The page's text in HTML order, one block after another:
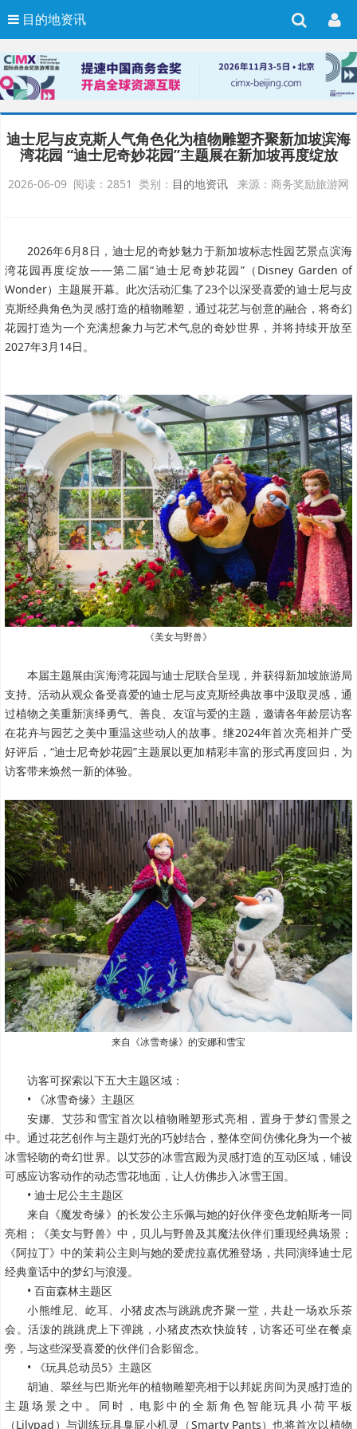
目的地资讯
迪士尼与皮克斯人气角色化为植物雕塑齐聚新加坡滨海
湾花园 “迪士尼奇妙花园”主题展在新加坡再度绽放
2026-06-09 阅读：2851 类别： 目的地资讯 来源：商务奖励旅游网
2026年6月8日，迪士尼的奇妙魅力于新加坡标志性园艺景点滨海
湾花园再度绽放——第二届“迪士尼奇妙花园”（Disney Garden of
Wonder）主题展开幕。此次活动汇集了23个以深受喜爱的迪士尼与皮
克斯经典角色为灵感打造的植物雕塑，通过花艺与创意的融合，将奇幻
花园打造为一个充满想象力与艺术气息的奇妙世界，并将持续开放至
2027年3月14日。
《美女与野兽》
本届主题展由滨海湾花园与迪士尼联合呈现，并获得新加坡旅游局
支持。活动从观众备受喜爱的迪士尼与皮克斯经典故事中汲取灵感，通
过植物之美重新演绎勇气、善良、友谊与爱的主题，邀请各年龄层访客
在花卉与园艺之美中重温这些动人的故事。继2024年首次亮相并广受
好评后，“迪士尼奇妙花园”主题展以更加精彩丰富的形式再度回归，为
访客带来焕然一新的体验。
来自《冰雪奇缘》的安娜和雪宝
访客可探索以下五大主题区域：
• 《冰雪奇缘》主题区
安娜、艾莎和雪宝首次以植物雕塑形式亮相，置身于梦幻雪景之
中。通过花艺创作与主题灯光的巧妙结合，整体空间仿佛化身为一个被
冰雪轻吻的奇幻世界。以艾莎的冰雪宫殿为灵感打造的互动区域，铺设
可感应访客动作的动态雪花地面，让人仿佛步入冰雪王国。
• 迪士尼公主主题区
来自《魔发奇缘》的长发公主乐佩与她的好伙伴变色龙帕斯考一同
亮相；《美女与野兽》中，贝儿与野兽及其魔法伙伴们重现经典场景；
《阿拉丁》中的茉莉公主则与她的爱虎拉嘉优雅登场，共同演绎迪士尼
经典童话中的梦幻与浪漫。
• 百亩森林主题区
小熊维尼、屹耳、小猪皮杰与跳跳虎齐聚一堂，共赴一场欢乐茶
会。活泼的跳跳虎上下弹跳，小猪皮杰欢快旋转，访客还可坐在餐桌
旁，与这些深受喜爱的伙伴们合影留念。
• 《玩具总动员5》主题区
胡迪、翠丝与巴斯光年的植物雕塑亮相于以邦妮房间为灵感打造的
主题场景之中。同时，电影中的全新角色智能玩具小荷平板
（Lilypad）与训练玩具臭屁小机灵（Smarty Pants）也将首次以植物